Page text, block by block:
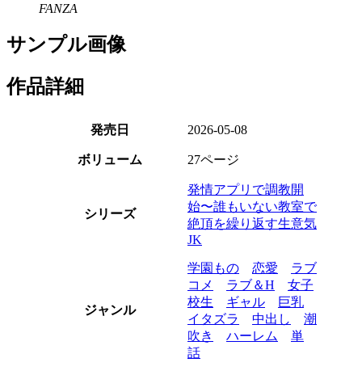
FANZA
サンプル画像
作品詳細
発売日 2026-05-08
ボリューム 27ページ
シリーズ
発情アプリで調教開
始〜誰もいない教室で
絶頂を繰り返す生意気
JK
ジャンル
学園もの 恋愛
ラブ
コメ
ラブ＆H
女子
校生
ギャル
巨乳
イタズラ
中出し
潮
吹き
ハーレム
単
話